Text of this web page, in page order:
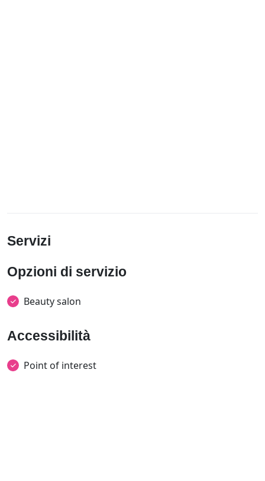
Servizi
Opzioni di servizio
Beauty salon
Accessibilità
Point of interest